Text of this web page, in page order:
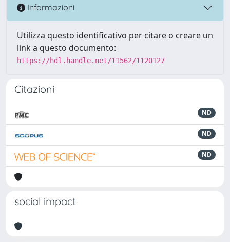
Informazioni
Utilizza questo identificativo per citare o creare un
link a questo documento:
https://hdl.handle.net/11562/1120127
Citazioni
ND
ND
ND
social impact